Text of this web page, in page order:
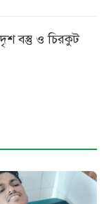
বস্তু ও চিরকুট